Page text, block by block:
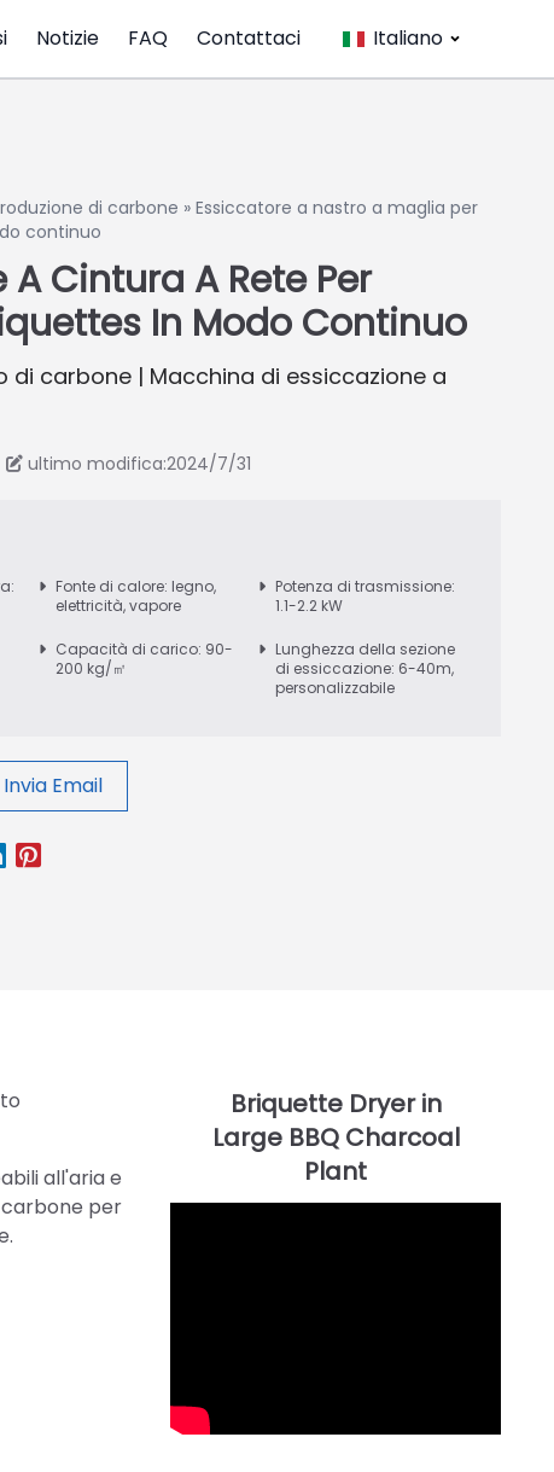
Notizie FAQ Contattaci Italiano
di carbone » Essiccatore a nastro a maglia per
continuo
Cintura A Rete Per
In Modo Continuo
di carbone | Macchina di essiccazione a
ultimo modifica:2024/7/31
Fonte di calore: legno,
elettricità, vapore
Potenza di trasmissione:
1.1-2.2 kW
Capacità di carico: 90-
200 kg/㎡
Lunghezza della sezione
di essiccazione: 6-40m,
personalizzabile
Invia Email
all'aria e
carbone per